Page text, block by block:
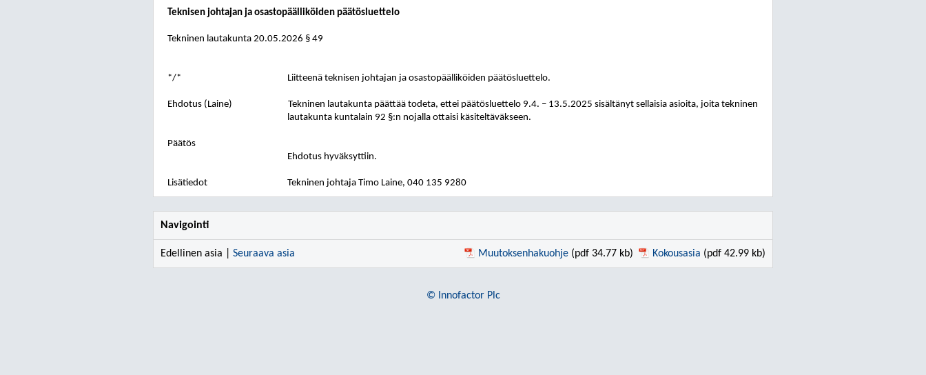
Teknisen johtajan ja osastopäälliköiden päätösluettelo
Tekninen lautakunta 20.05.2026 § 49
*/* Liitteenä teknisen johtajan ja osastopäälliköiden päätösluettelo.
Ehdotus (Laine)
Tekninen lautakunta päättää todeta, ettei päätösluettelo 9.4. – 13.5.2025 sisältänyt sellaisia asioita, joita tekninen
lautakunta kuntalain 92 §:n nojalla ottaisi käsiteltäväkseen.
Päätös
Ehdotus hyväksyttiin.
Lisätiedot Tekninen johtaja Timo Laine, 040 135 9280
Navigointi
Edellinen asia | Seuraava asia Muutoksenhakuohje (pdf 34.77 kb) Kokousasia (pdf 42.99 kb)
© Innofactor Plc